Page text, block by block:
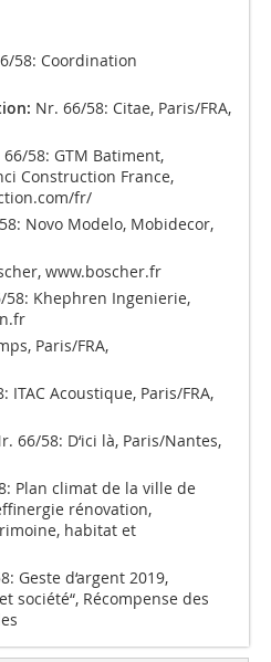
58: Coordination
Nr. 66/58: Citae, Paris/FRA,
66/58: GTM Batiment,
Construction France,
fr/
Novo Modelo, Mobidecor,
www.boscher.fr
58: Khephren Ingenierie,
Paris/FRA,
ITAC Acoustique, Paris/FRA,
66/58: D‘ici là, Paris/Nantes,
Plan climat de la ville de
rénovation,
habitat et
Geste d‘argent 2019,
société“, Récompense des